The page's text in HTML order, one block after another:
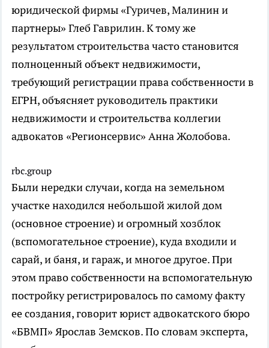
юридической фирмы «Гуричев, Малинин и
партнеры» Глеб Гаврилин. К тому же
результатом строительства часто становится
полноценный объект недвижимости,
требующий регистрации права собственности в
ЕГРН, объясняет руководитель практики
недвижимости и строительства коллегии
адвокатов «Регионсервис» Анна Жолобова.
rbc.group
Были нередки случаи, когда на земельном
участке находился небольшой жилой дом
(основное строение) и огромный хозблок
(вспомогательное строение), куда входили и
сарай, и баня, и гараж, и многое другое. При
этом право собственности на вспомогательную
постройку регистрировалось по самому факту
ее создания, говорит юрист адвокатского бюро
«БВМП» Ярослав Земсков. По словам эксперта,